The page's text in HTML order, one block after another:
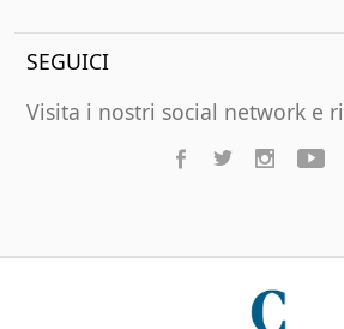
SEGUICI
Visita i nostri social network e